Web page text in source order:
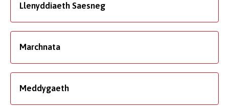
Llenyddiaeth Saesneg
Marchnata
Meddygaeth